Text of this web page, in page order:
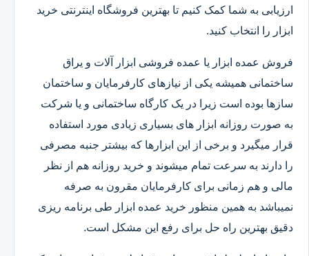
ارزیابی به شما کمک کنیم تا بهترین فروشگاه اینترنتی خرید
ابزار را انتخاب کنید.
فروش عمده ابزار یا عمده فروشی ابزار آلات و یراق
ساختمانی همیشه یکی از نیازهای کارفرمایان و ساختمان
سازها بوده است زیرا در یک کارگاه ساختمانی و یا شرکت
به صورت روزانه ابزار های بسیاری زیادی مورد استفاده
قرار میگیرد و برخی از این ابزارها که بیشتر جنبه مصرفی
را دارند به سرعت تمام میشوند و خرید روزانه هم از نظر
مالی و هم زمانی برای کارفرمایان مقرون به صرفه
نمیباشد به همین منظور خرید عمده ابزار طی برنامه ریزی
دقیق بهترین راه حل برای رفع این مشکل است.